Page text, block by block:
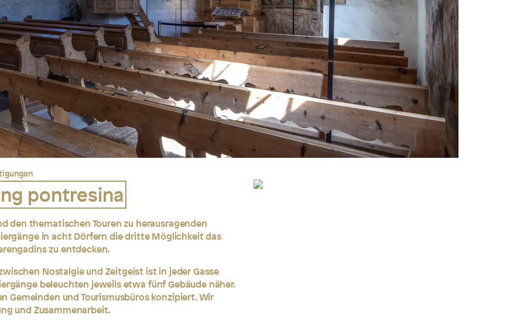
pontresina
den thematischen Touren zu herausragenden
in acht Dörfern die dritte Möglichkeit das
zu entdecken.
Nostalgie und Zeitgeist ist in jeder Gasse
beleuchten jeweils etwa fünf Gebäude näher.
Gemeinden und Tourismusbüros konzipiert. Wir
und Zusammenarbeit.